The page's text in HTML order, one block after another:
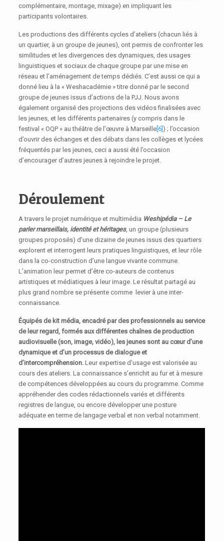
complémentaire, montage, mixage) en impliquant les
participants volontaires.
Les productions des différents cycles d’ateliers (chacun liés à
un quartier, à un groupe de jeunes), ont permis de confronter les
similitudes et les divergences des dynamiques, des usages
linguistiques et sociaux de chaque groupe par une mise en
réseau et l’aménagement de temps dédiés. C’est aussi ce qui a
donné lieu à la « Weshacadémie » titre donné par le second
groupe de jeunes issus d’actions de la PJJ. Nous avons
également organisé des projections des vidéos finalisées avec
les jeunes, et les différents partenaires (y compris dans le
festival « OQP » au théâtre de l’œuvre à Marseille [6]) ; l’occasion
d’ouvrir des échanges et des débats dans les collèges et lycées
fréquentés par les jeunes, ceci a aussi été l’occasion
d’encourager d’autres jeunes à rejoindre le projet.
Déroulement
A travers le projet numérique et multimédia Weshipédia – Le
parler marseillais, identité et héritages, un groupe (plusieurs
groupes proposés) d’une dizaine de jeunes issus des quartiers
explorent et interrogent leurs pratiques linguistiques, et leur rôle
dans la co-construction d’une langue vivante commune.
L’animation leur permet d’être co-auteurs de contenus
artistiques et médiatiques à leur image. Le résultat partagé au
plus grand nombre se présente comme levier à une inter-
connaissance.
Équipés de kit média, encadré par des professionnels au service
de leur regard, formés aux différentes chaînes de production
audiovisuelle (son, image, vidéo), les jeunes sont au cœur d’une
dynamique et d’un processus de dialogue et
d’intercompréhension. Leur expertise d’usage est valorisée au
cours des ateliers. La connaissance s’enrichit au fur et à mesure
de compétences développées au cours du programme. Comme
appréhender des codes rédactionnels variés et différents
registres de langue, ou encore développer une posture
adéquate en terme de langage verbal et non verbal notamment.